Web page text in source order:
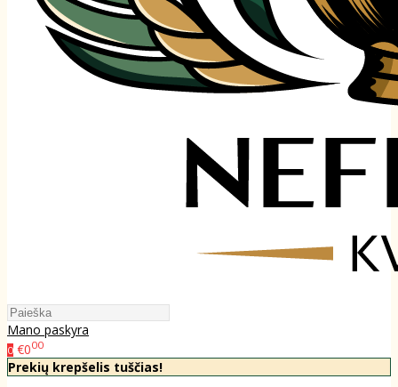
Mano paskyra
0 €000
Prekių krepšelis tuščias!